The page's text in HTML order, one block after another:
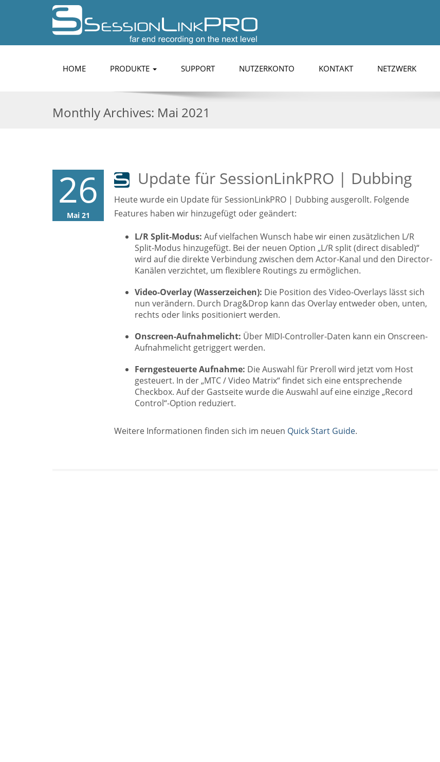
HOME PRODUKTE SUPPORT NUTZERKONTO KONTAKT NETZWERK
Monthly Archives: Mai 2021
26
Mai 21
Update für SessionLinkPRO | Dubbing
Heute wurde ein Update für SessionLinkPRO | Dubbing ausgerollt. Folgende
Features haben wir hinzugefügt oder geändert:
L/R Split-Modus: Auf vielfachen Wunsch habe wir einen zusätzlichen L/R
Split-Modus hinzugefügt. Bei der neuen Option „L/R split (direct disabled)“
wird auf die direkte Verbindung zwischen dem Actor-Kanal und den Director-
Kanälen verzichtet, um flexiblere Routings zu ermöglichen.
Video-Overlay (Wasserzeichen): Die Position des Video-Overlays lässt sich
nun verändern. Durch Drag&Drop kann das Overlay entweder oben, unten,
rechts oder links positioniert werden.
Onscreen-Aufnahmelicht: Über MIDI-Controller-Daten kann ein Onscreen-
Aufnahmelicht getriggert werden.
Ferngesteuerte Aufnahme: Die Auswahl für Preroll wird jetzt vom Host
gesteuert. In der „MTC / Video Matrix“ findet sich eine entsprechende
Checkbox. Auf der Gastseite wurde die Auswahl auf eine einzige „Record
Control“-Option reduziert.
Weitere Informationen finden sich im neuen Quick Start Guide.